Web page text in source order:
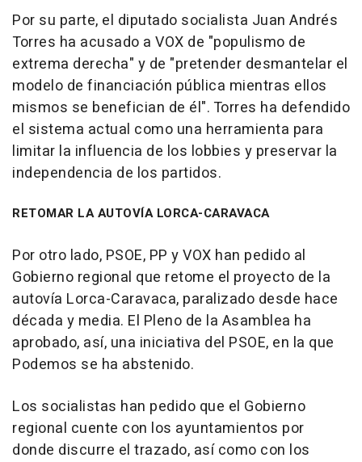
Por su parte, el diputado socialista Juan Andrés
Torres ha acusado a VOX de "populismo de
extrema derecha" y de "pretender desmantelar el
modelo de financiación pública mientras ellos
mismos se benefician de él". Torres ha defendido
el sistema actual como una herramienta para
limitar la influencia de los lobbies y preservar la
independencia de los partidos.
RETOMAR LA AUTOVÍA LORCA-CARAVACA
Por otro lado, PSOE, PP y VOX han pedido al
Gobierno regional que retome el proyecto de la
autovía Lorca-Caravaca, paralizado desde hace
década y media. El Pleno de la Asamblea ha
aprobado, así, una iniciativa del PSOE, en la que
Podemos se ha abstenido.
Los socialistas han pedido que el Gobierno
regional cuente con los ayuntamientos por
donde discurre el trazado, así como con los